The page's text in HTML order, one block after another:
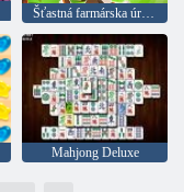
Mahjong Deluxe